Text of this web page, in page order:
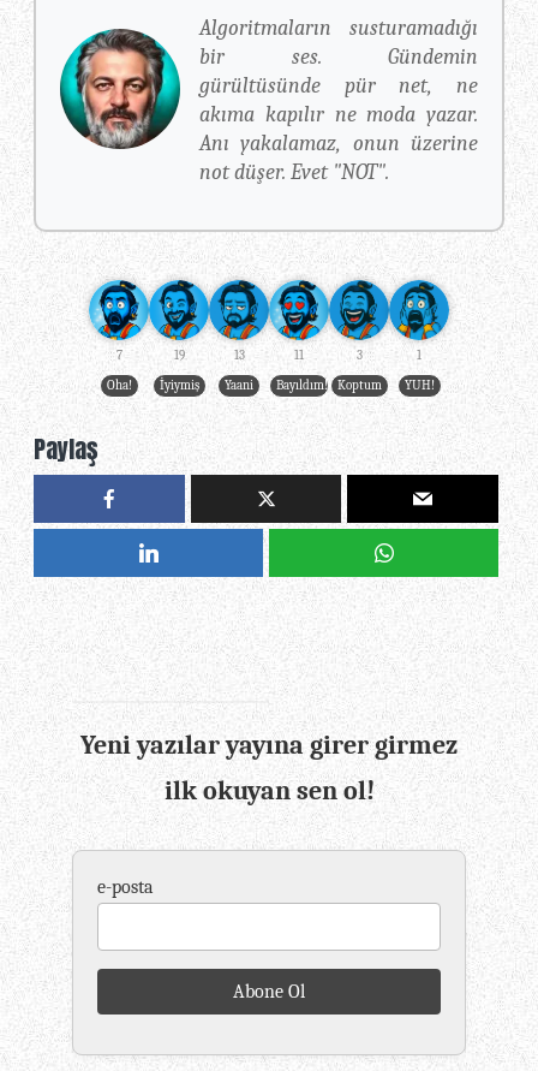
Algoritmaların susturamadığı
bir ses. Gündemin
gürültüsünde pür net, ne
akıma kapılır ne moda yazar.
Anı yakalamaz, onun üzerine
not düşer. Evet "NOT".
7
Oha!
19
İyiymiş
13
Yaani
11
Bayıldım!
3
Koptum
1
YUH!
Paylaş
Yeni yazılar yayına girer girmez
ilk okuyan sen ol!
e-posta